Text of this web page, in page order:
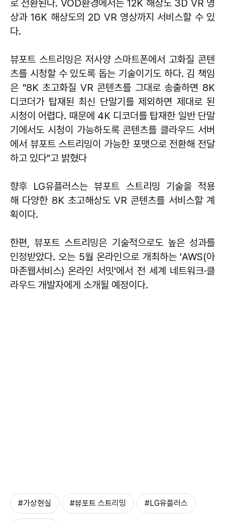
로 전환된다. VOD환경에서는 12K 해상도 3D VR 영
상과 16K 해상도의 2D VR 영상까지 서비스할 수 있
다.
뷰포트 스트리밍은 저사양 스마트폰에서 고화질 콘텐
츠를 시청할 수 있도록 돕는 기술이기도 하다. 김 책임
은 "8K 초고화질 VR 콘텐츠를 그대로 송출하면 8K
디코더가 탑재된 최신 단말기를 제외하면 제대로 된
시청이 어렵다. 때문에 4K 디코더를 탑재한 일반 단말
기에서도 시청이 가능하도록 콘텐츠를 클라우드 서버
에서 뷰포트 스트리밍이 가능한 포맷으로 전환해 전달
하고 있다"고 밝혔다
향후 LG유플러스는 뷰포트 스트리밍 기술을 적용
해 다양한 8K 초고해상도 VR 콘텐츠를 서비스할 계
획이다.
한편, 뷰포트 스트리밍은 기술적으로도 높은 성과를
인정받았다. 오는 5월 온라인으로 개최하는 'AWS(아
마존웹서비스) 온라인 서밋'에서 전 세계 네트워크·클
라우드 개발자에게 소개될 예정이다.
#가상현실 #뷰포트 스트리밍 #LG유플러스